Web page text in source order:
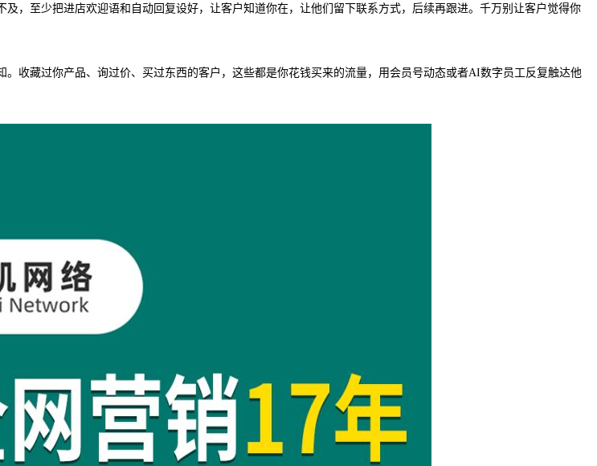
，至少把进店欢迎语和自动回复设好，让客户知道你在，让他们留下联系方式，后续再跟进。千万别让客户觉得你
收藏过你产品、询过价、买过东西的客户，这些都是你花钱买来的流量，用会员号动态或者AI数字员工反复触达他